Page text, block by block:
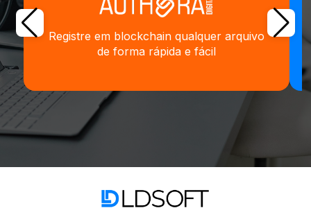
Registre em blockchain qualquer arquivo
de forma rápida e fácil